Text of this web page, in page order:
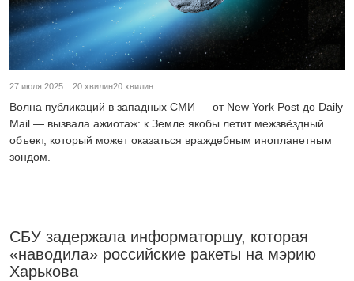
27 июля 2025 :: 20 хвилин20 хвилин
Волна публикаций в западных СМИ — от New York Post до Daily
Mail — вызвала ажиотаж: к Земле якобы летит межзвёздный
объект, который может оказаться враждебным инопланетным
зондом.
СБУ задержала информаторшу, которая
«наводила» российские ракеты на мэрию
Харькова